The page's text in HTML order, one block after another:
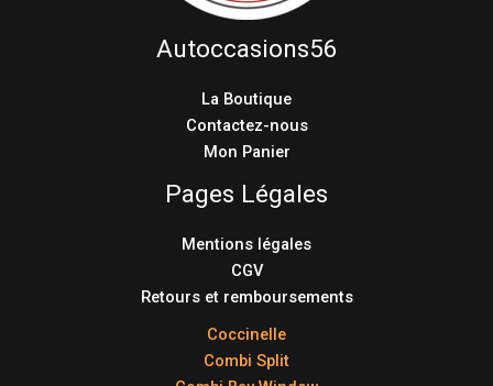
Autoccasions56
La Boutique
Contactez-nous
Mon Panier
Pages Légales
Mentions légales
CGV
Retours et remboursements
Coccinelle
Combi Split